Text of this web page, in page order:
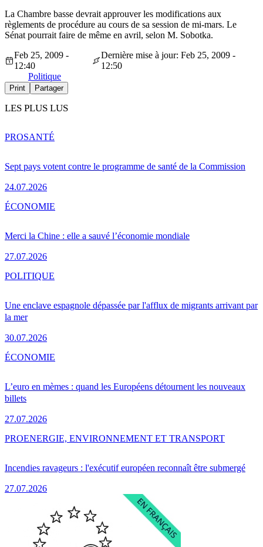
La Chambre basse devrait approuver les modifications aux
règlements de procédure au cours de sa session de mi-mars. Le
Sénat pourrait faire de même en avril, selon M. Sobotka.
Feb 25, 2009 -
12:40
Dernière mise à jour: Feb 25, 2009 -
12:50
Politique
Print Partager
LES PLUS LUS
Sept pays votent contre le programme de santé de la Commission
24.07.2026
PROSANTÉ
Merci la Chine : elle a sauvé l’économie mondiale
27.07.2026
ÉCONOMIE
Une enclave espagnole dépassée par l'afflux de migrants arrivant par
la mer
30.07.2026
POLITIQUE
L’euro en mèmes : quand les Européens détournent les nouveaux
billets
27.07.2026
ÉCONOMIE
Incendies ravageurs : l'exécutif européen reconnaît être submergé
27.07.2026
PROENERGIE, ENVIRONNEMENT ET TRANSPORT